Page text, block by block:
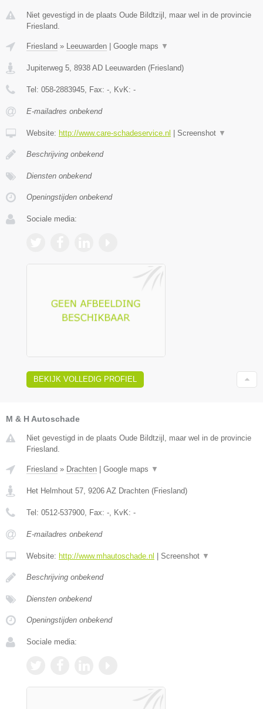
Niet gevestigd in de plaats Oude Bildtzijl, maar wel in de provincie
Friesland.
Friesland » Leeuwarden Google maps ▼
Jupiterweg 5, 8938 AD Leeuwarden (Friesland)
Tel: 058-2883945, Fax: -, KvK: -
E-mailadres onbekend
Website: http://www.care-schadeservice.nl Screenshot ▼
Beschrijving onbekend
Diensten onbekend
Openingstijden onbekend
Sociale media:
BEKIJK VOLLEDIG PROFIEL
M & H Autoschade
Niet gevestigd in de plaats Oude Bildtzijl, maar wel in de provincie
Friesland.
Friesland » Drachten Google maps ▼
Het Helmhout 57, 9206 AZ Drachten (Friesland)
Tel: 0512-537900, Fax: -, KvK: -
E-mailadres onbekend
Website: http://www.mhautoschade.nl Screenshot ▼
Beschrijving onbekend
Diensten onbekend
Openingstijden onbekend
Sociale media: